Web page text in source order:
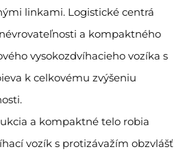
linkami. Logistické centrá
a kompaktného
vysokozdvíhacieho vozíka s
k celkovému zvýšeniu
a kompaktné telo robia
vozík s protizávažím obzvlášť